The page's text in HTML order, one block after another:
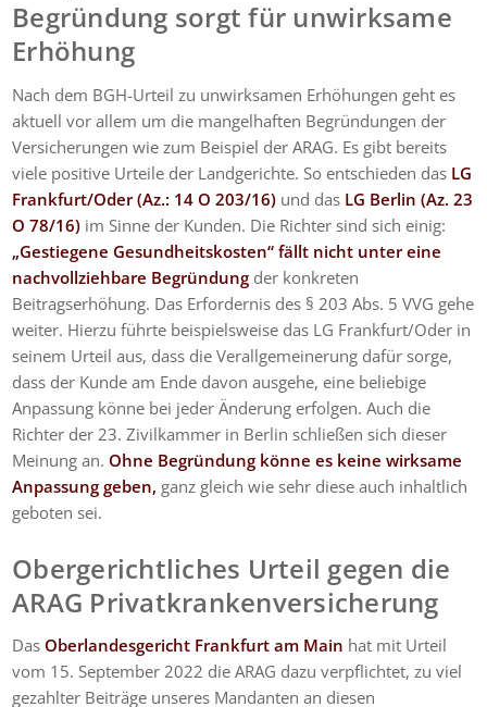
Begründung sorgt für unwirksame
Erhöhung
Nach dem BGH-Urteil zu unwirksamen Erhöhungen geht es
aktuell vor allem um die mangelhaften Begründungen der
Versicherungen wie zum Beispiel der ARAG. Es gibt bereits
viele positive Urteile der Landgerichte. So entschieden das LG
Frankfurt/Oder (Az.: 14 O 203/16) und das LG Berlin (Az.23
O 78/16) im Sinne der Kunden. Die Richter sind sich einig:
„Gestiegene Gesundheitskosten“ fällt nicht unter eine
nachvollziehbare Begründung der konkreten
Beitragserhöhung. Das Erfordernis des § 203 Abs. 5 VVG gehe
weiter. Hierzu führte beispielsweise das LG Frankfurt/Oder in
seinem Urteil aus, dass die Verallgemeinerung dafür sorge,
dass der Kunde am Ende davon ausgehe, eine beliebige
Anpassung könne bei jeder Änderung erfolgen. Auch die
Richter der 23. Zivilkammer in Berlin schließen sich dieser
Meinung an. Ohne Begründung könne es keine wirksame
Anpassung geben, ganz gleich wie sehr diese auch inhaltlich
geboten sei.
Obergerichtliches Urteil gegen die
ARAG Privatkrankenversicherung
Das Oberlandesgericht Frankfurt am Main hat mit Urteil
vom 15. September 2022 die ARAG dazu verpflichtet, zu viel
gezahlter Beiträge unseres Mandanten an diesen